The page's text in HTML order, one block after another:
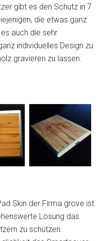
gibt es den Schutz in 7
die etwas ganz
auch die sehr
individuelles Design zu
gravieren zu lassen.
Skin der Firma grove ist
Lösung das
zu schützen.